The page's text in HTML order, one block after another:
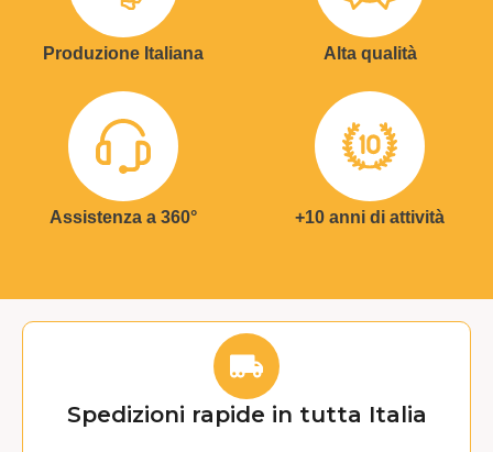
Produzione Italiana Alta qualità
Assistenza a 360° +10 anni di attività
Spedizioni rapide in tutta Italia